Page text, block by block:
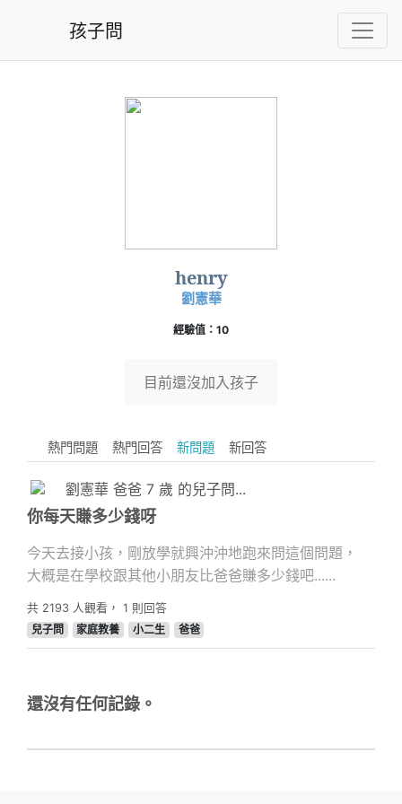
孩子問
henry
劉憲華
經驗值：10
目前還沒加入孩子
熱門問題 熱門回答 新問題 新回答
劉憲華 爸爸 7 歲 的兒子問...
你每天賺多少錢呀
今天去接小孩，剛放學就興沖沖地跑來問這個問題，
大概是在學校跟其他小朋友比爸爸賺多少錢吧......
共 2193 人觀看， 1 則回答
兒子問
家庭教養 小二生 爸爸
還沒有任何記錄。